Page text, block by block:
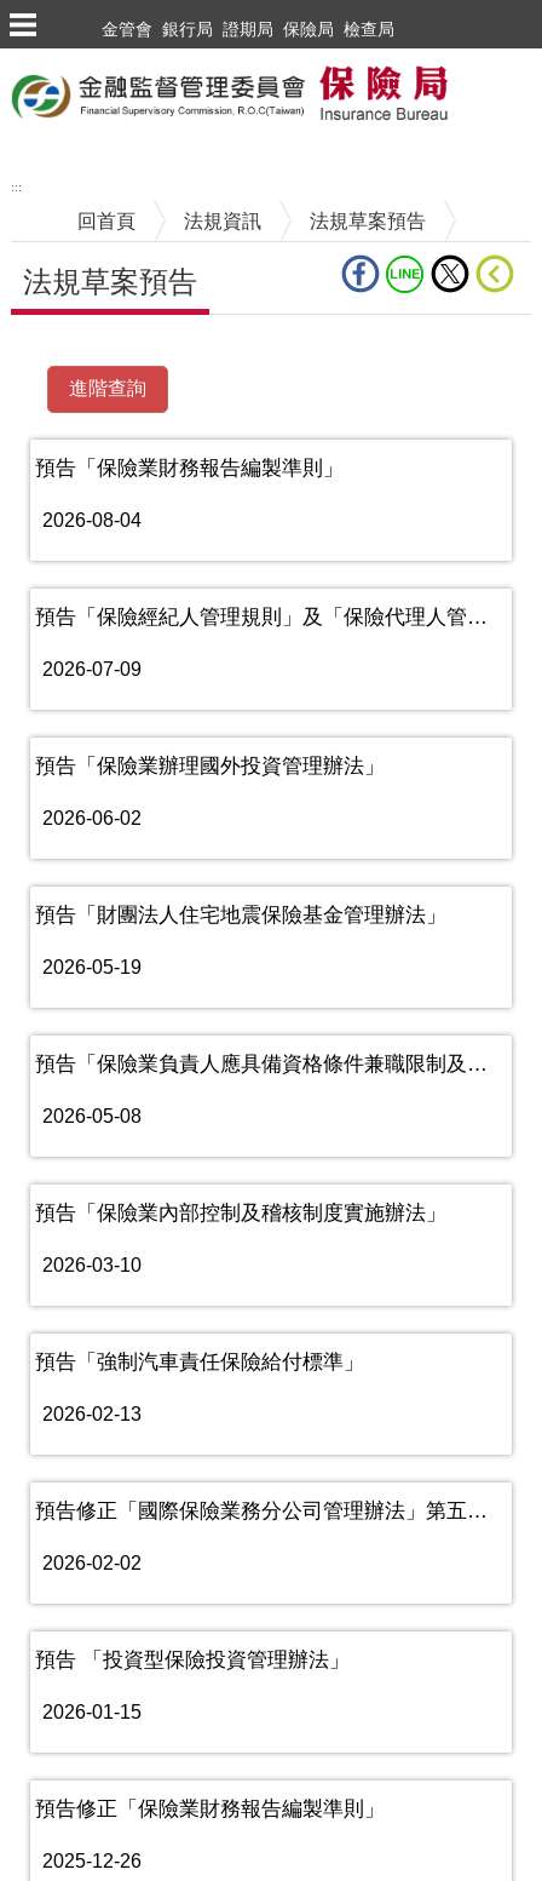
跳到主要內容區塊
金管會 銀行局 證期局 保險局 檢查局
:::
回首頁 法規資訊 法規草案預告
法規草案預告
預告「保險業財務報告編製準則」
2026-08-04
預告「保險經紀人管理規則」及「保險代理人管理規則」
2026-07-09
預告「保險業辦理國外投資管理辦法」
2026-06-02
預告「財團法人住宅地震保險基金管理辦法」
2026-05-19
預告「保險業負責人應具備資格條件兼職限制及應遵行事項準則」
2026-05-08
預告「保險業內部控制及稽核制度實施辦法」
2026-03-10
預告「強制汽車責任保險給付標準」
2026-02-13
預告修正「國際保險業務分公司管理辦法」第五條、第十七條草案
2026-02-02
預告 「投資型保險投資管理辦法」
2026-01-15
預告修正「保險業財務報告編製準則」
2025-12-26